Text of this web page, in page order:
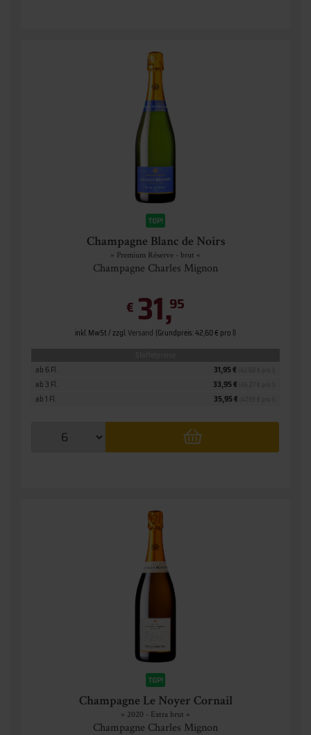
Champagne Blanc de Noirs
» Premium Réserve - brut «
Champagne Charles Mignon
€ 31,95
inkl. MwSt. / zzgl.Versand (Grundpreis: 42,60 € pro l)
ab 1 Fl. 35,95 €
ab 3 Fl. 33,95 €
ab 6 Fl. 31,95 €
Champagne Le Noyer Cornail
» 2020 - Extra brut «
Champagne Charles Mignon